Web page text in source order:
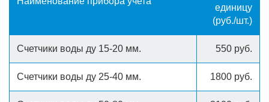
единицу
(руб./шт.)
Счетчики воды ду 15-20 мм. 550 руб.
Счетчики воды ду 25-40 мм. 1800 руб.